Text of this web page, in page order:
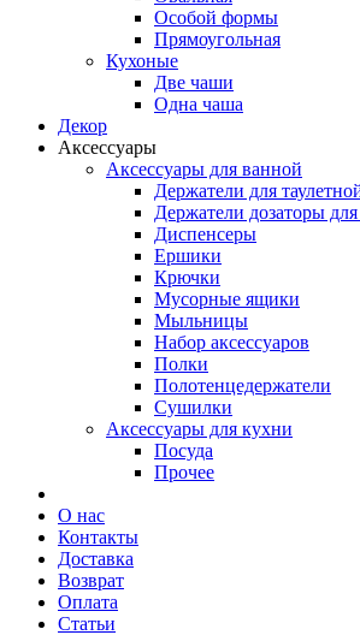
Особой формы
Прямоугольная
Кухоные
Две чаши
Одна чаша
Декор
Аксессуары
Аксессуары для ванной
Держатели для
Держатели дозаторы
Диспенсеры
Ершики
Крючки
Мусорные ящики
Мыльницы
Набор аксессуаров
Полки
Полотенцедержатели
Сушилки
Аксессуары для кухни
Посуда
Прочее
О нас
Контакты
Доставка
Возврат
Оплата
Статьи